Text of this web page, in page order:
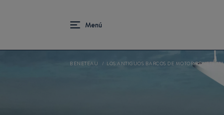
BENETEAU LOS ANTIGUOS BARCOS DE MOTOR BENETEAU